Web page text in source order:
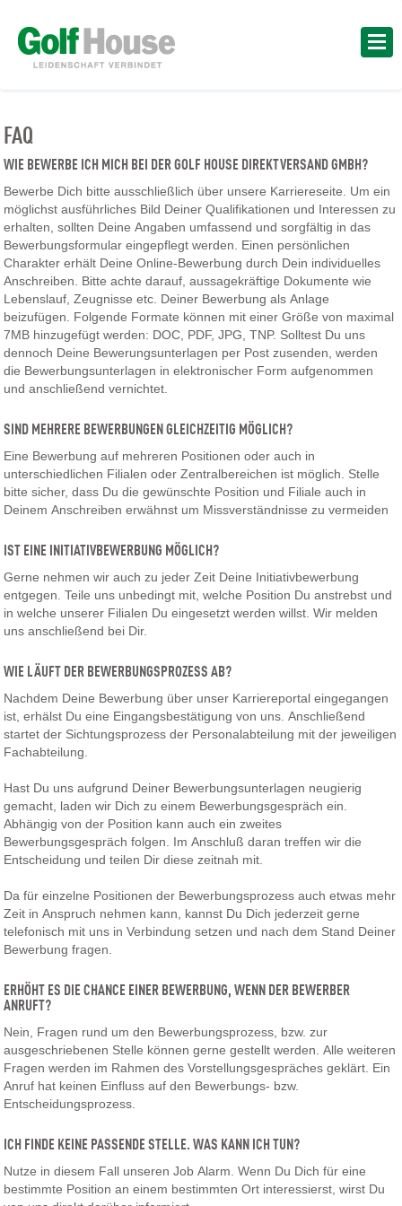
FAQ
WIE BEWERBE ICH MICH BEI DER GOLF HOUSE DIREKTVERSAND GMBH?
Bewerbe Dich bitte ausschließlich über unsere Karriereseite. Um ein
möglichst ausführliches Bild Deiner Qualifikationen und Interessen zu
erhalten, sollten Deine Angaben umfassend und sorgfältig in das
Bewerbungsformular eingepflegt werden. Einen persönlichen
Charakter erhält Deine Online-Bewerbung durch Dein individuelles
Anschreiben. Bitte achte darauf, aussagekräftige Dokumente wie
Lebenslauf, Zeugnisse etc. Deiner Bewerbung als Anlage
beizufügen. Folgende Formate können mit einer Größe von maximal
7MB hinzugefügt werden: DOC, PDF, JPG, TNP. Solltest Du uns
dennoch Deine Bewerungsunterlagen per Post zusenden, werden
die Bewerbungsunterlagen in elektronischer Form aufgenommen
und anschließend vernichtet.
SIND MEHRERE BEWERBUNGEN GLEICHZEITIG MÖGLICH?
Eine Bewerbung auf mehreren Positionen oder auch in
unterschiedlichen Filialen oder Zentralbereichen ist möglich. Stelle
bitte sicher, dass Du die gewünschte Position und Filiale auch in
Deinem Anschreiben erwähnst um Missverständnisse zu vermeiden
IST EINE INITIATIVBEWERBUNG MÖGLICH?
Gerne nehmen wir auch zu jeder Zeit Deine Initiativbewerbung
entgegen. Teile uns unbedingt mit, welche Position Du anstrebst und
in welche unserer Filialen Du eingesetzt werden willst. Wir melden
uns anschließend bei Dir.
WIE LÄUFT DER BEWERBUNGSPROZESS AB?
Nachdem Deine Bewerbung über unser Karriereportal eingegangen
ist, erhälst Du eine Eingangsbestätigung von uns. Anschließend
startet der Sichtungsprozess der Personalabteilung mit der jeweiligen
Fachabteilung.
Hast Du uns aufgrund Deiner Bewerbungsunterlagen neugierig
gemacht, laden wir Dich zu einem Bewerbungsgespräch ein.
Abhängig von der Position kann auch ein zweites
Bewerbungsgespräch folgen. Im Anschluß daran treffen wir die
Entscheidung und teilen Dir diese zeitnah mit.
Da für einzelne Positionen der Bewerbungsprozess auch etwas mehr
Zeit in Anspruch nehmen kann, kannst Du Dich jederzeit gerne
telefonisch mit uns in Verbindung setzen und nach dem Stand Deiner
Bewerbung fragen.
ERHÖHT ES DIE CHANCE EINER BEWERBUNG, WENN DER BEWERBER
ANRUFT?
Nein, Fragen rund um den Bewerbungsprozess, bzw. zur
ausgeschriebenen Stelle können gerne gestellt werden. Alle weiteren
Fragen werden im Rahmen des Vorstellungsgespräches geklärt. Ein
Anruf hat keinen Einfluss auf den Bewerbungs- bzw.
Entscheidungsprozess.
ICH FINDE KEINE PASSENDE STELLE. WAS KANN ICH TUN?
Nutze in diesem Fall unseren Job Alarm. Wenn Du Dich für eine
bestimmte Position an einem bestimmten Ort interessierst, wirst Du